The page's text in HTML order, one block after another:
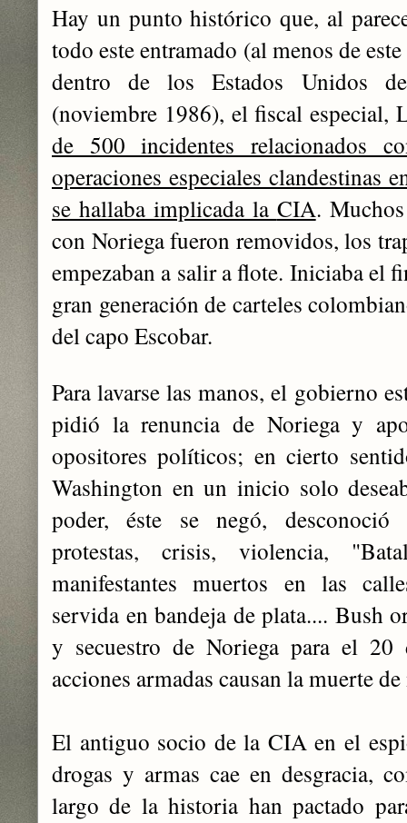
Hay un punto histórico que, al
todo este entramado (al menos de
dentro de los Estados Unidos
(noviembre 1986), el fiscal especial,
de 500 incidentes relacionados
operaciones especiales clandestinas
se hallaba implicada la CIA.
con Noriegafueron removidos, los
empezaban a salir a flote. Iniciaba el
gran generación de carteles
del capo Escobar.
Para lavarse las manos, el gobierno
pidió la renuncia de Noriega y
opositores políticos; en cierto
Washington en un inicio solo
poder, éste se negó, desconoció
protestas, crisis, violencia,
manifestantes muertos en las
servida en bandeja de plata.... Bush
y secuestro de Noriega para el
acciones armadas causan la muerte
El antiguo socio de la CIA en el
drogas y armas cae en desgracia,
largo de la historia han pactado